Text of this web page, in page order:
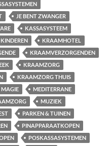
JE BENT ZWANGER
KASSASYSTEEM
KINDEREN
KRAAMHOTEL
KRAAMVERZORGENDEN
KRAAMZORG
KRAAMZORG THUIS
MAGIE
MEDITERRANE
MUZIEK
PARKEN & TUINEN
PINAPPARAATKOPEN
POSKASSASYSTEMEN